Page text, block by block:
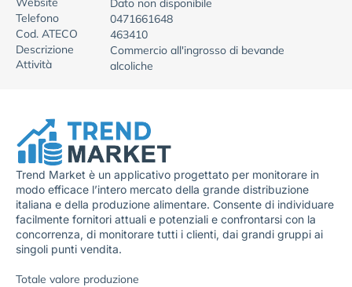
Dato non disponibile
Telefono
0471661648
Cod. ATECO
463410
Descrizione
Attività
Commercio all'ingrosso di bevande
alcoliche
Trend Market è un applicativo progettato per monitorare in
modo efficace l’intero mercato della grande distribuzione
italiana e della produzione alimentare. Consente di individuare
facilmente fornitori attuali e potenziali e confrontarsi con la
concorrenza, di monitorare tutti i clienti, dai grandi gruppi ai
singoli punti vendita.
Totale valore produzione